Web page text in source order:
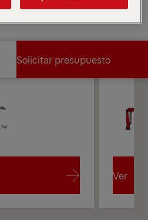
Solicitar presupuesto
Ver